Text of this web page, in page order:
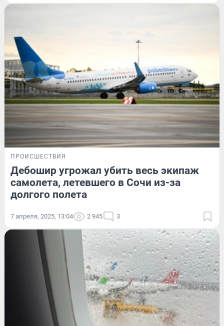
ПРОИСШЕСТВИЯ
Дебошир угрожал убить весь экипаж
самолета, летевшего в Сочи из-за
долгого полета
7 апреля, 2025, 13:04 2 945 3